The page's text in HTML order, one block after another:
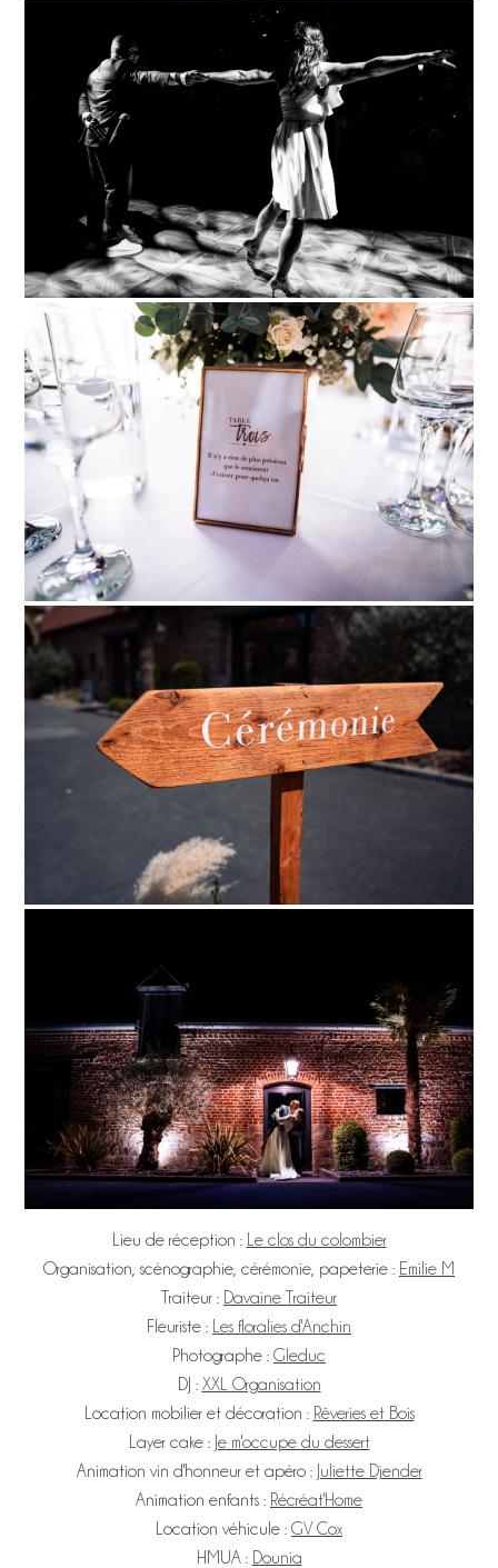
Lieu de réception :
Le clos du colombier
Organisation, scénographie, cérémonie, papeterie : Emilie M
Traiteur : Davaine Traiteur
Fleuriste :
Les floralies d'Anchin
Photographe : Gleduc
DJ : XXL Organisation
Location mobilier et décoration : Rêveries et Bois
Layer cake : Je m'occupe du dessert
Animation vin d'honneur et apéro : Juliette Djender
Animation enfants : Récréat'Home
Location véhicule : GV Cox
HMUA : Dounia